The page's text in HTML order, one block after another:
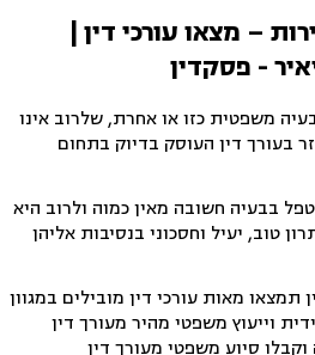
– מצאו עורכי דין |
- פסקדין
משפטית כזו או אחרת, שלרוב אינו
בעורך דין העוסק בדיוק בתחום
בבעיה חשובה מאין כמוה ולרוב היא
טוב, יעיל וחסכוני בנסיבות אליהן
מאות עורכי דין מובילים במגוון
וייעוץ משפטי מהיר מעורך דין
סיוע משפטי מעורך דין